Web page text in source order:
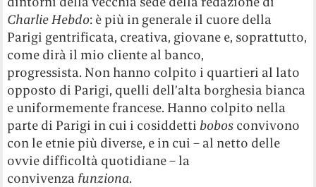
Charlie Hebdo: è più in generale il cuore della
Parigi gentrificata, creativa, giovane e, soprattutto,
come dirà il mio cliente al banco,
progressista. Non hanno colpito i quartieri al lato
opposto di Parigi, quelli dell’alta borghesia bianca
e uniformemente francese. Hanno colpito nella
parte di Parigi in cui i cosiddetti bobos convivono
con le etnie più diverse, e in cui – al netto delle
ovvie difficoltà quotidiane – la
convivenza funziona.